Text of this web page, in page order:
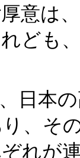
意は
ども
日本
、そ
れが